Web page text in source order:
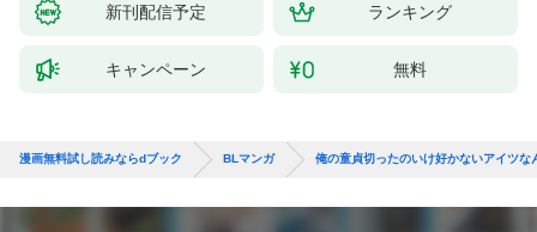
新刊配信予定 ランキング
キャンペーン 無料
漫画無料試し読みならdブック BLマンガ 俺の童貞切ったのいけ好かないアイツ